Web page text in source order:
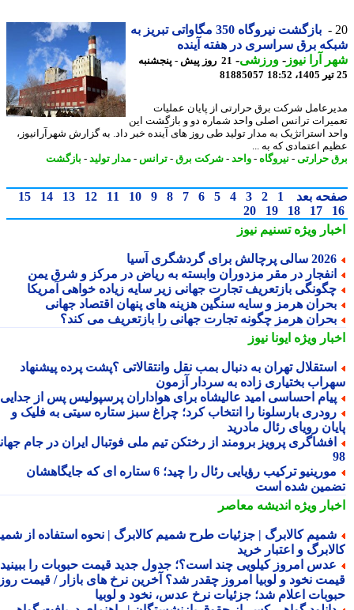
بازگشت نیروگاه 350 مگاواتی تبریز به
برق سراسری در هفته آینده
آرا نیوز-ورزشی-
21 روز پیش - پنجشنبه
81885057
شرکت برق حرارتی از پایان عملیات
ترانس اصلی واحد شماره دو و بازگشت این
استراتژیک به مدار تولید طی روز های آینده خبر داد. به گزارش شهرآرانیوز،
اعتمادی که به ...
حرارتی -نیروگاه -واحد-شرکت برق - ترانس -مدار تولید-بازگشت
بعد 1
2
3
4
5
6
7
8
9
10
11
12
13
14
15
17
18
19
20
ویژهتسنیم نیوز
سالی پرچالش برای گردشگری آسیا
در مقر مزدوران وابسته به ریاض در مرکز و شرق یمن
بازتعریف تجارت جهانی زیر سایه زیاده خواهی آمریکا
هرمز و سایه سنگین هزینه های پنهان اقتصاد جهانی
هرمز چگونه تجارت جهانی را بازتعریف می کند؟
ویژهایونا نیوز
تهران به دنبال بمب نقل وانتقالاتی ؟پشت پرده پیشنهاد
بختیاری زاده به سردار آزمون
احساسی امید عالیشاه برای هواداران پرسپولیس پس از جدایی
بارسلونا را انتخاب کرد؛ چراغ سبز ستاره سیتی به فلیک و
رویای رئال مادرید
پرویز برومند از رختکن تیم ملی فوتبال ایران در جام جهانی
مورینیو ترکیب رؤیایی رئال را چید؛ 6 ستاره ای که جایگاهشان
شده است
ویژهاندیشه معاصر
کالابرگ | جزئیات طرح شمیم کالابرگ | نحوه استفاده از شمیم
و اعتبار خرید
امروز کیلویی چند است؟؛ جدول جدید قیمت حبوبات را ببینید /
نخود و لوبیا امروز چقدر شد؟ آخرین نرخ های بازار / قیمت روز
اعلام شد؛ جزئیات نرخ عدس، نخود و لوبیا